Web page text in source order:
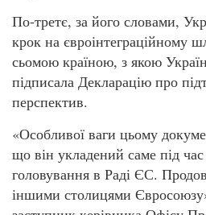
По-третє, за його словами,
крок на євроінтеграційному
сьомою країною, з якою
підписала Декларацію про
перспектив.
«Особливої ваги цьому
що він укладений саме під час
головування в Раді ЄС.
іншими столицями